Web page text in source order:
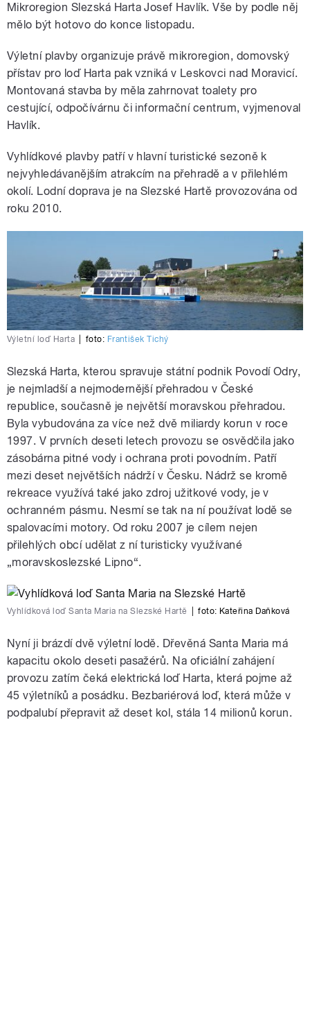
Mikroregion Slezská Harta Josef Havlík. Vše by podle něj
mělo být hotovo do konce listopadu.
Výletní plavby organizuje právě mikroregion, domovský
přístav pro loď Harta pak vzniká v Leskovci nad Moravicí.
Montovaná stavba by měla zahrnovat toalety pro
cestující, odpočívárnu či informační centrum, vyjmenoval
Havlík.
Vyhlídkové plavby patří v hlavní turistické sezoně k
nejvyhledávanějším atrakcím na přehradě a v přilehlém
okolí. Lodní doprava je na Slezské Hartě provozována od
roku 2010.
Výletní loď Harta foto: František Tichý
Slezská Harta, kterou spravuje státní podnik Povodí Odry,
je nejmladší a nejmodernější přehradou v České
republice, současně je největší moravskou přehradou.
Byla vybudována za více než dvě miliardy korun v roce
1997. V prvních deseti letech provozu se osvědčila jako
zásobárna pitné vody i ochrana proti povodním. Patří
mezi deset největších nádrží v Česku. Nádrž se kromě
rekreace využívá také jako zdroj užitkové vody, je v
ochranném pásmu. Nesmí se tak na ní používat lodě se
spalovacími motory. Od roku 2007 je cílem nejen
přilehlých obcí udělat z ní turisticky využívané
„moravskoslezské Lipno“.
Vyhlídková loď Santa Maria na Slezské Hartě foto:Kateřina Daňková
Nyní ji brázdí dvě výletní lodě. Dřevěná Santa Maria má
kapacitu okolo deseti pasažérů. Na oficiální zahájení
provozu zatím čeká elektrická loď Harta, která pojme až
45 výletníků a posádku. Bezbariérová loď, která může v
podpalubí přepravit až deset kol, stála 14 milionů korun.